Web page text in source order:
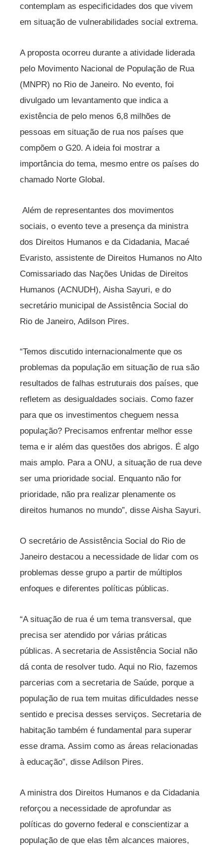
contemplam as especificidades dos que vivem
em situação de vulnerabilidades social extrema.
A proposta ocorreu durante a atividade liderada
pelo Movimento Nacional de População de Rua
(MNPR) no Rio de Janeiro. No evento, foi
divulgado um levantamento que indica a
existência de pelo menos 6,8 milhões de
pessoas em situação de rua nos países que
compõem o G20. A ideia foi mostrar a
importância do tema, mesmo entre os países do
chamado Norte Global.
Além de representantes dos movimentos
sociais, o evento teve a presença da ministra
dos Direitos Humanos e da Cidadania, Macaé
Evaristo, assistente de Direitos Humanos no Alto
Comissariado das Nações Unidas de Direitos
Humanos (ACNUDH), Aisha Sayuri, e do
secretário municipal de Assistência Social do
Rio de Janeiro, Adilson Pires.
“Temos discutido internacionalmente que os
problemas da população em situação de rua são
resultados de falhas estruturais dos países, que
refletem as desigualdades sociais. Como fazer
para que os investimentos cheguem nessa
população? Precisamos enfrentar melhor esse
tema e ir além das questões dos abrigos. É algo
mais amplo. Para a ONU, a situação de rua deve
ser uma prioridade social. Enquanto não for
prioridade, não pra realizar plenamente os
direitos humanos no mundo”, disse Aisha Sayuri.
O secretário de Assistência Social do Rio de
Janeiro destacou a necessidade de lidar com os
problemas desse grupo a partir de múltiplos
enfoques e diferentes políticas públicas.
“A situação de rua é um tema transversal, que
precisa ser atendido por várias práticas
públicas. A secretaria de Assistência Social não
dá conta de resolver tudo. Aqui no Rio, fazemos
parcerias com a secretaria de Saúde, porque a
população de rua tem muitas dificuldades nesse
sentido e precisa desses serviços. Secretaria de
habitação também é fundamental para superar
esse drama. Assim como as áreas relacionadas
à educação”, disse Adilson Pires.
A ministra dos Direitos Humanos e da Cidadania
reforçou a necessidade de aprofundar as
políticas do governo federal e conscientizar a
população de que elas têm alcances maiores,